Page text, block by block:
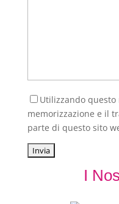
Utilizzando
memorizzazione e il
parte di questo sito
I